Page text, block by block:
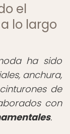
el
lo largo
ha sido
anchura,
de
con
.